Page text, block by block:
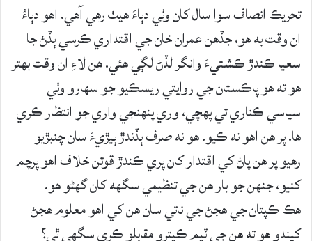
تحريڪ انصاف سوا سال کان وٺي دٻاءَ هيٺ رهي آهي. اهو دٻاءُ
ان وقت به هو، جڏهن عمران خان جي اقتداري ڪرسي ٻڏڻ جا
سعيا ڪندڙ ڪشتيءَ وانگر لڏڻ لڳي هئي. هن لاءِ ان وقت بهتر
هو ته هو پاڪستان جي روايتي ريسڪيو جو سهارو وٺي
سياسي ڪناري تي پهچي، وري پنهنجي واري جو انتظار ڪري
ها. پر هن اهو نه ڪيو. هو نه صرف ٻڏندڙ ٻيڙيءَ سان چنبڙيو
رهيو پر هن پاڻ کي اقتدار کان پري ڪندڙ قوتن خلاف اهو پرچم
کنيو، جنهن جو بار هن جي تنظيمي سگهه کان گهڻو هو.
هڪ ڪپتان جي هجڻ جي ناتي سان هن کي اهو معلوم هجڻ
کپندو هو ته هن جي ٽيم ڪيترو مقابلو ڪري سگهي ٿي؟